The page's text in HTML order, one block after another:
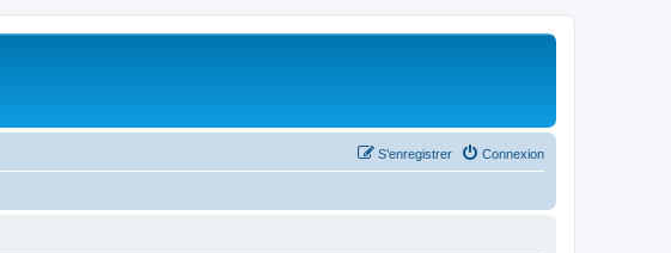
Connexion
S’enregistrer